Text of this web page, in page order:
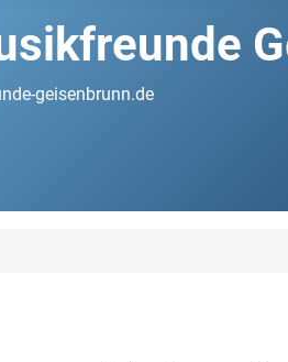
geisenbrunn.de